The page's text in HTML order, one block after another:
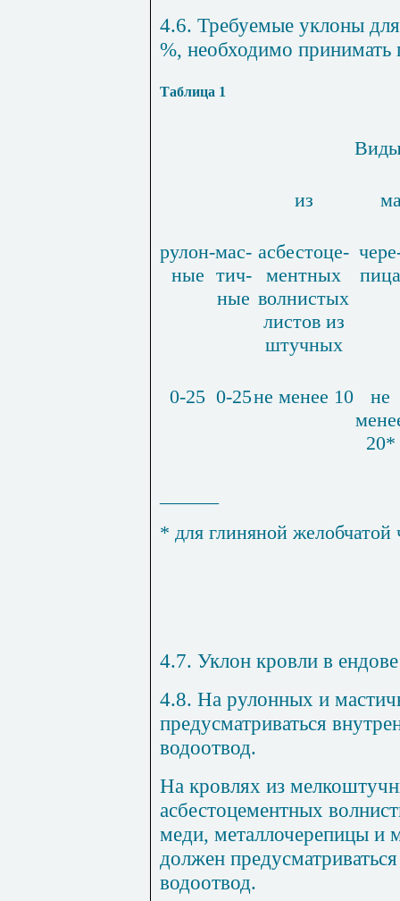
4.6. Требуемые уклоны
%, необходимо принимать
Таблица 1
из
рулон­
ные
мас­
тич­
ные
асбестоце­
ментных
вол­нистых
листов из
штучных
пица
0-25 0-25не менее 10
не
20*
* для глиняной
4.7. Уклон кровли в
4.8. На рулонных и
предусматриваться
водоотвод.
На кровлях из
асбестоцементных
меди, металлочерепицы и
должен
водоотвод.